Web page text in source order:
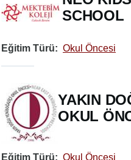
SCHOOL
Eğitim Türü Okul Öncesi
YAKIN
OKUL
Eğitim Türü Okul Öncesi